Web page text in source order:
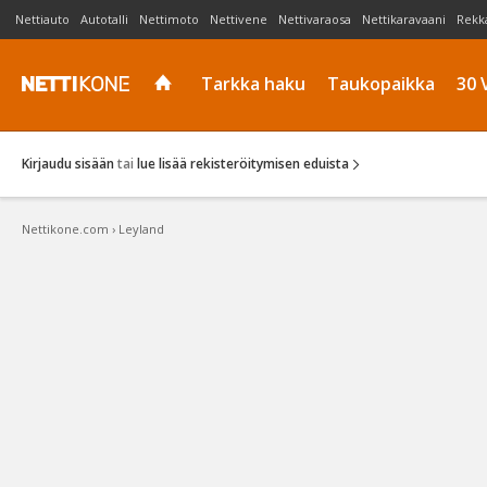
Nettiauto Autotalli Nettimoto Nettivene Nettivaraosa Nettikaravaani
Tarkka haku Taukopaikka 30
Kirjaudu sisään tai lue lisää rekisteröitymisen eduista
Nettikone.com › Leyland